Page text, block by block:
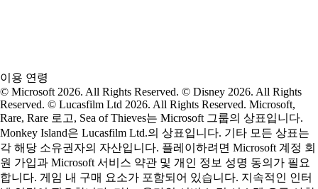
이용 연령
© Microsoft 2026. All Rights Reserved. © Disney 2026. All Rights
Reserved. © Lucasfilm Ltd 2026. All Rights Reserved. Microsoft,
Rare, Rare 로고, Sea of Thieves는 Microsoft 그룹의 상표입니다.
Monkey Island은 Lucasfilm Ltd.의 상표입니다. 기타 모든 상표는
각 해당 소유권자의 자산입니다. 플레이하려면 Microsoft 계정 회
원 가입과 Microsoft 서비스 약관 및 개인 정보 성명 동의가 필요
합니다. 게임 내 구매 요소가 포함되어 있습니다. 지속적인 인터